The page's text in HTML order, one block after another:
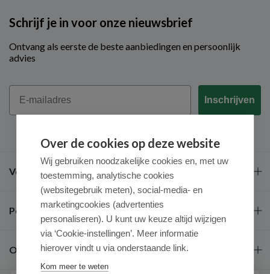
Schrijf je in voor onze nieuwsbrief
Ontvang als eerste de beste aanbiedingen en persoonlijk
advies
Email
Inschrijven
Veel gestelde vragen
Populaire merken
Over ons
Over de cookies op deze website
Wij gebruiken noodzakelijke cookies en, met uw
toestemming, analytische cookies
(websitegebruik meten), social-media- en
marketingcookies (advertenties
personaliseren). U kunt uw keuze altijd wijzigen
via ‘Cookie-instellingen’. Meer informatie
hierover vindt u via onderstaande link.
Kom meer te weten